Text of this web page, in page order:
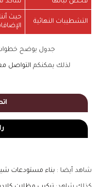
التشطيبات النهائية
حيث
جدول يوضح خطوات
لذلك يمكنكم التواصل
شاهد أيضا : بناء مستودعات